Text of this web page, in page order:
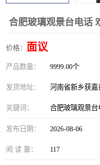
合肥玻璃观景台电话
价格： 面议
产品数量： 9999.00个
发货地址： 河南省新乡获嘉
关键词： 合肥玻璃观景台
发布日期： 2026-08-06
阅 读 量： 117
玻璃栈道